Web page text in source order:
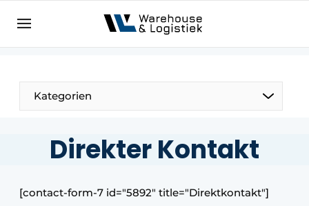
NL EN
Kategorien
Direkter Kontakt
[contact-form-7 id="5892″ title="Direktkontakt"]